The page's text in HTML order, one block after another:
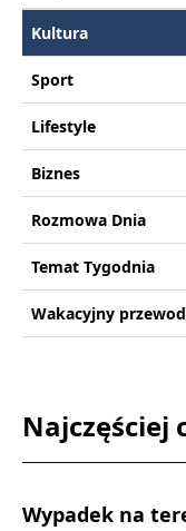
Kultura
Sport
Lifestyle
Biznes
Rozmowa Dnia
Temat Tygodnia
Wakacyjny
Najczęściej
Wypadek na